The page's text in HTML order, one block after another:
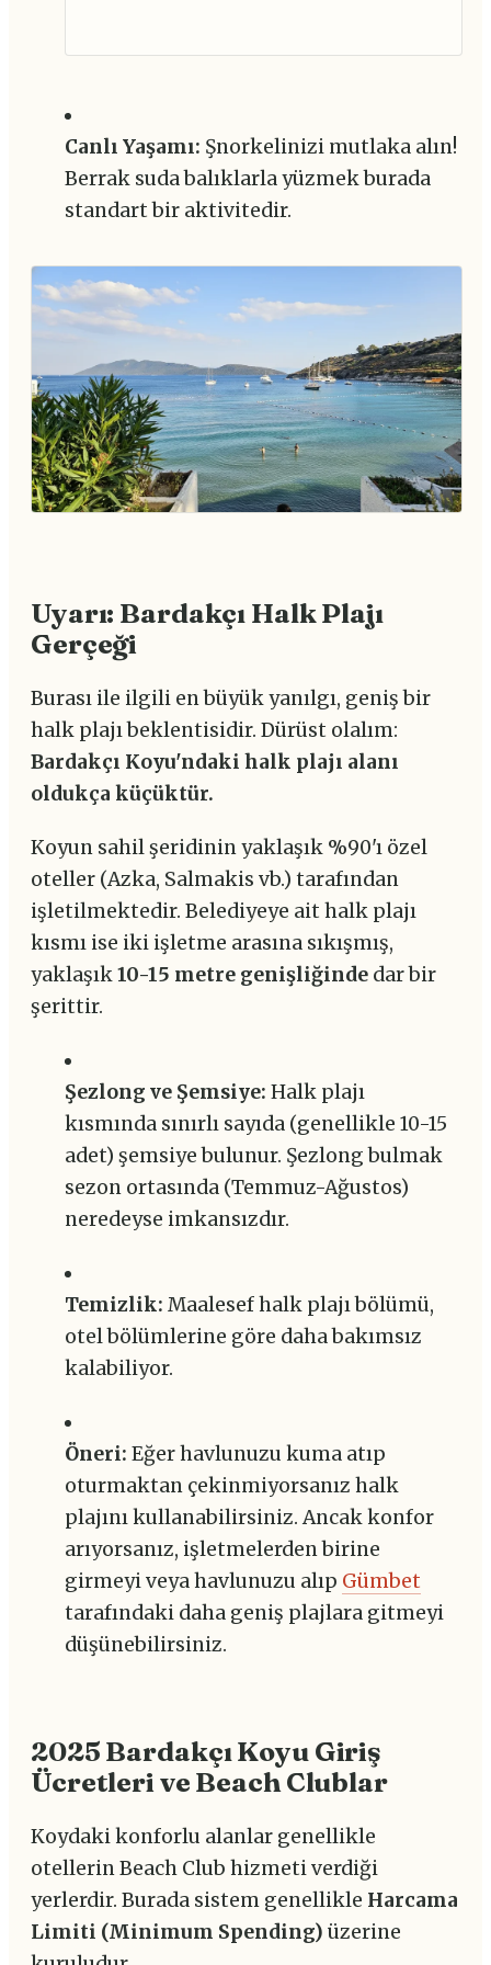
Canlı Yaşamı: Şnorkelinizi mutlaka alın!
Berrak suda balıklarla yüzmek burada
standart bir aktivitedir.
Uyarı: Bardakçı Halk Plajı
Gerçeği
Burası ile ilgili en büyük yanılgı, geniş bir
halk plajı beklentisidir. Dürüst olalım:
Bardakçı Koyu'ndaki halk plajı alanı
oldukça küçüktür.
Koyun sahil şeridinin yaklaşık %90'ı özel
oteller (Azka, Salmakis vb.) tarafından
işletilmektedir. Belediyeye ait halk plajı
kısmı ise iki işletme arasına sıkışmış,
yaklaşık10-15 metre genişliğinde dar bir
şerittir.
Şezlong ve Şemsiye: Halk plajı
kısmında sınırlı sayıda (genellikle 10-15
adet) şemsiye bulunur. Şezlong bulmak
sezon ortasında (Temmuz-Ağustos)
neredeyse imkansızdır.
Temizlik: Maalesef halk plajı bölümü,
otel bölümlerine göre daha bakımsız
kalabiliyor.
Öneri: Eğer havlunuzu kuma atıp
oturmaktan çekinmiyorsanız halk
plajını kullanabilirsiniz. Ancak konfor
arıyorsanız, işletmelerden birine
girmeyi veya havlunuzu alıp Gümbet
tarafındaki daha geniş plajlara gitmeyi
düşünebilirsiniz.
2025 Bardakçı Koyu Giriş
Ücretleri ve Beach Clublar
Koydaki konforlu alanlar genellikle
otellerin Beach Club hizmeti verdiği
yerlerdir. Burada sistem genellikle Harcama
Limiti (Minimum Spending) üzerine